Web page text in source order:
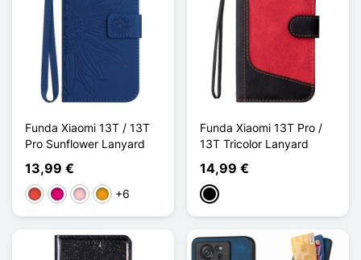
Funda Xiaomi 13T / 13T
Pro Sunflower Lanyard
13,99 €
RojoMagenta
RosaNaranja
+6
Funda Xiaomi 13T Pro /
13T Tricolor Lanyard
14,99 €
Negro